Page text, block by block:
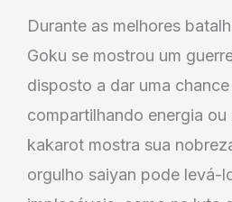
Durante as melhores
Goku se mostrou um
disposto a dar uma
compartilhando energia
kakarot mostra sua
orgulho saiyan pode levá-